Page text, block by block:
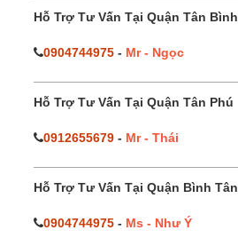
Hỗ Trợ Tư Vấn Tại Quận Tân Bình
0904744975 - Mr - Ngọc
Hỗ Trợ Tư Vấn Tại Quận Tân Phú
0912655679 - Mr - Thái
Hỗ Trợ Tư Vấn Tại Quận Bình Tân
0904744975 - Ms - Như Ý